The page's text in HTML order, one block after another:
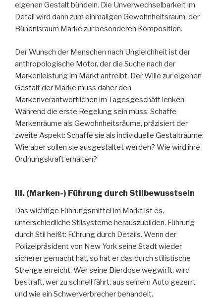
eigenen Gestalt bündeln. Die Unverwechselbarkeit im
Detail wird dann zum einmaligen Gewohnheitsraum, der
Bündnisraum Marke zur besonderen Komposition.
Der Wunsch der Menschen nach Ungleichheit ist der
anthropologische Motor, der die Suche nach der
Markenleistung im Markt antreibt. Der Wille zur eigenen
Gestalt der Marke muss daher den
Markenverantwortlichen im Tagesgeschäft lenken.
Während die erste Regelung sein muss: Schaffe
Markenräume als Gewohnheitsräume, präzisiert der
zweite Aspekt: Schaffe sie als individuelle Gestalträume:
Wie aber sollen sie ausgestaltet werden? Wie wird ihre
Ordnungskraft erhalten?
III. (Marken-) Führung durch Stilbewusstsein
Das wichtige Führungsmittel im Markt ist es,
unterschiedliche Stilsysteme herauszubilden. Führung
durch Stil heißt: Führung durch Details. Wenn der
Polizeipräsident von New York seine Stadt wieder
sicherer gemacht hat, so hat er das durch stilistische
Strenge erreicht. Wer seine Bierdose wegwirft, wird
bestraft, wer zu schnell fährt, aus seinem Auto gezerrt
und wie ein Schwerverbrecher behandelt.